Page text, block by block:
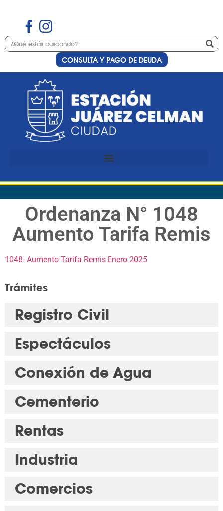
CONSULTA Y PAGO DE DEUDA
Ordenanza N° 1048
Aumento Tarifa Remis
1048- Aumento Tarifa Remis Enero 2025
Trámites
Registro Civil
Espectáculos
Conexión de Agua
Cementerio
Rentas
Industria
Comercios